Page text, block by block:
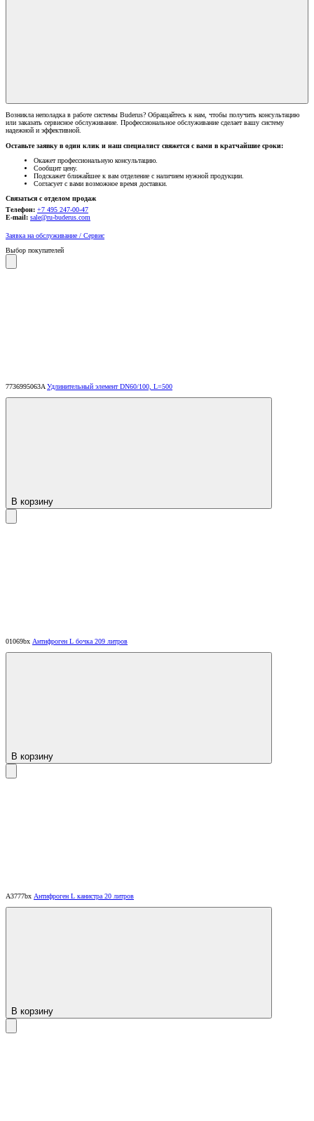
Возникла неполадка в работе системы Buderus? Обращайтесь к нам, чтобы получить консультацию
или заказать сервисное обслуживание. Профессиональное обслуживание сделает вашу систему
надежной и эффективной.
Оставьте заявку в один клик и наш специалист свяжется с вами в кратчайшие сроки:
Окажет профессиональную консультацию.
Сообщит цену.
Подскажет ближайшее к вам отделение с наличием нужной продукции.
Согласует с вами возможное время доставки.
Связаться с отделом продаж
Телефон: +7 495 247-00-47
E-mail: sale@ru-buderus.com
Заявка на обслуживание / Сервис
Выбор покупателей
7736995063A Удлинительный элемент DN60/100, L=500
В корзину
01069bx Антифроген L бочка 209 литров
В корзину
A3777bx Антифроген L канистра 20 литров
В корзину